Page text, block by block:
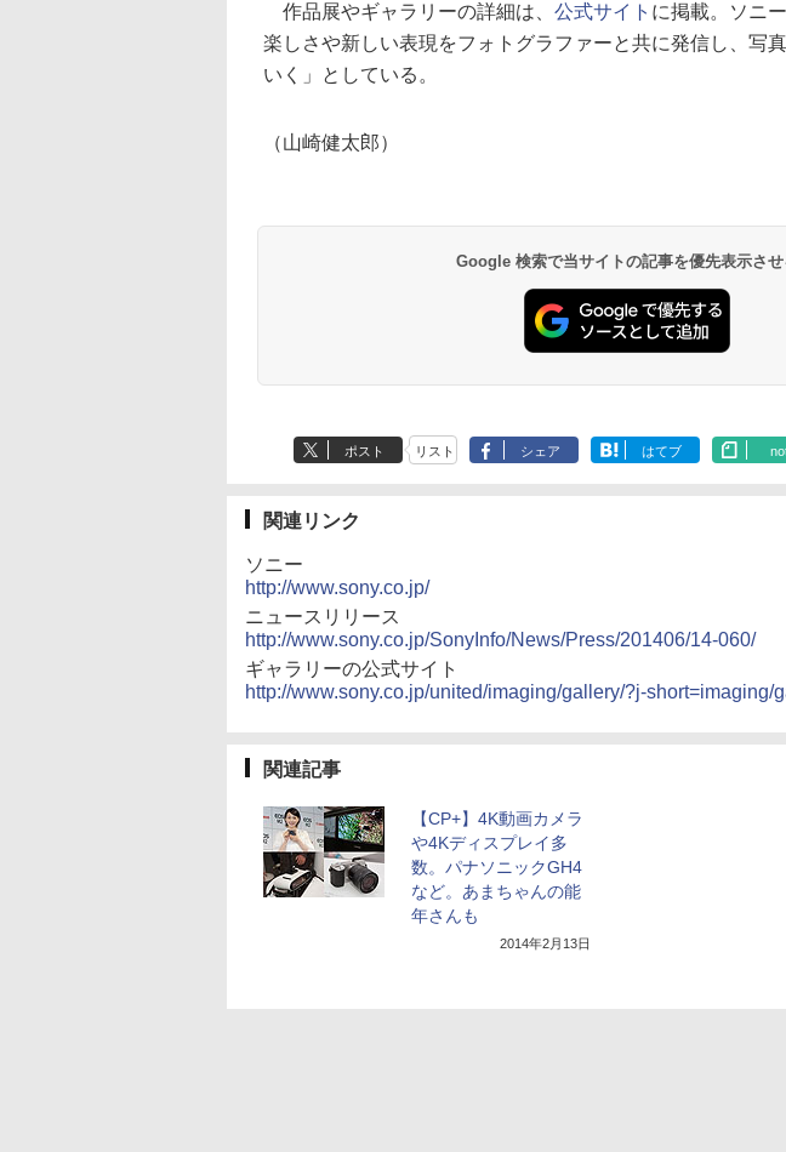
作品展やギャラリーの詳細は、 公式サイト に掲載。ソニ
楽しさや新しい表現をフォトグラファーと共に発信し、写
いく」としている。
（山崎健太郎）
Google 検索で当サイトの記事を優先表示させ
ポスト リスト シェア はてブ
関連リンク
ソニー
http://www.sony.co.jp/
ニュースリリース
http://www.sony.co.jp/SonyInfo/News/Press/201406/14-060/
ギャラリーの公式サイト
http://www.sony.co.jp/united/imaging/gallery/?j-short=imaging/
関連記事
【CP+】4K動画カメラ
や4Kディスプレイ多
数。パナソニックGH4
など。あまちゃんの能
年さんも
2014年2月13日